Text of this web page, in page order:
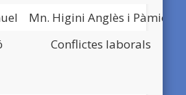
Mn. Higini Anglès i Pàmies
Conflictes laborals